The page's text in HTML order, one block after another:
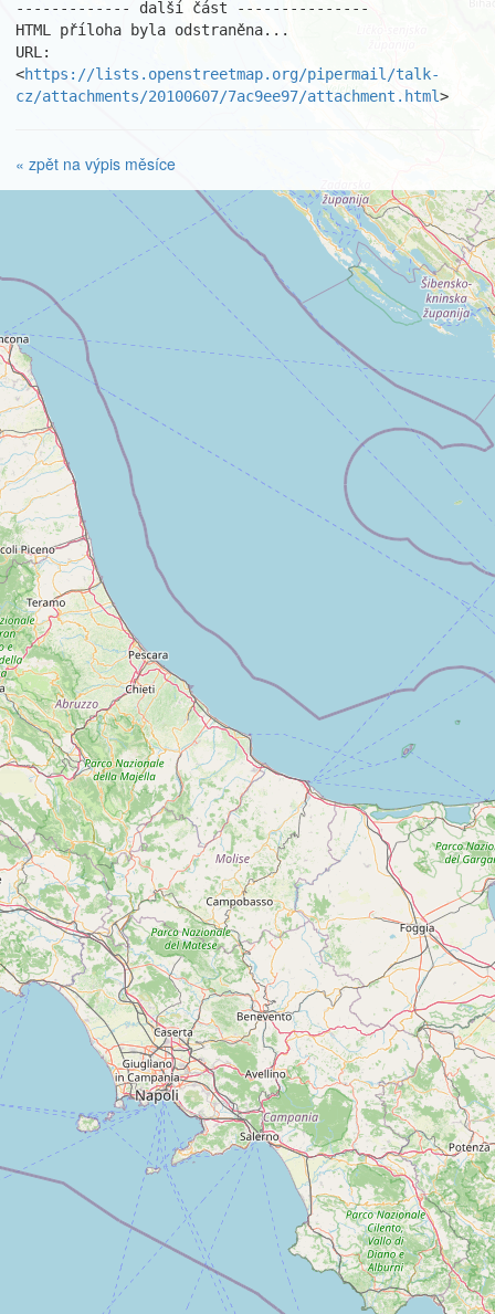
------------- další část ---------------
HTML příloha byla odstraněna...
URL:
<https://lists.openstreetmap.org/pipermail/talk-
cz/attachments/20100607/7ac9ee97/attachment.html>
« zpět na výpis měsíce